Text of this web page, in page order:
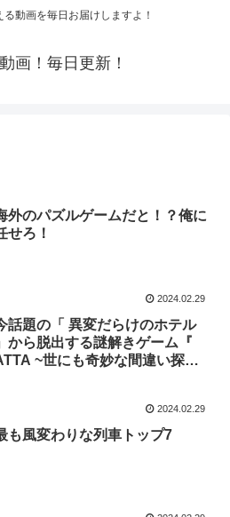
動画を毎日お届けしますよ！
画！毎日更新！
外のパズルゲームだと！？俺に
せろ！
2024.02.29
話題の「 異変だらけのホテル
」から脱出する謎解きゲーム『
~世にも奇妙な間違い探し~
2024.02.29
も風変わりな列車トップ7